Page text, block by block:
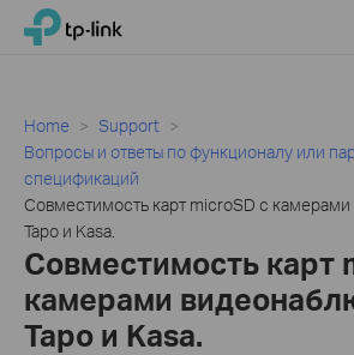
Click
navigation
TP-Link, Reliably Smart
Home
Support
Вопросы и ответы по функционалу или
спецификаций
Совместимость карт microSD с
Tapo и Kasa.
Совместимость карт
камерами
Tapo и Kasa.